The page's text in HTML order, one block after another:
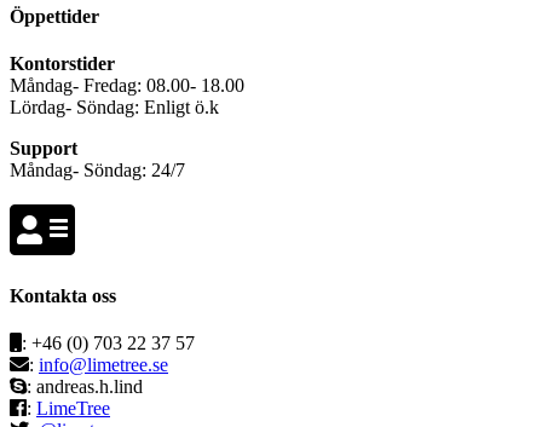
Öppettider
Kontorstider
Måndag- Fredag: 08.00- 18.00
Lördag- Söndag: Enligt ö.k
Support
Måndag- Söndag: 24/7
Kontakta oss
: +46 (0) 703 22 37 57
:
: andreas.h.lind
: LimeTree